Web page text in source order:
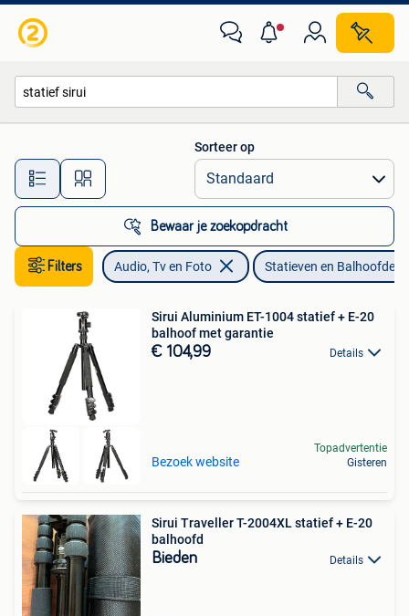
Alle afstanden…
Sorteer op
Bewaar je zoekopdracht
Filters Audio, Tv en Foto Statieven en Balhoofden
Sirui Aluminium ET-1004 statief + E-20
balhoof met garantie
€ 104,99 Details
Bezoek website
Topadvertentie
Gisteren
Sirui Traveller T-2004XL statief + E-20
balhoofd
Bieden Details